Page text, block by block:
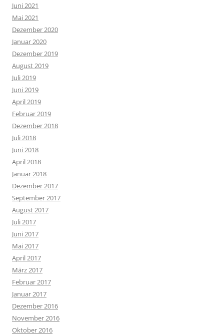
Juni 2021
Mai 2021
Dezember 2020
Januar 2020
Dezember 2019
August 2019
Juli 2019
Juni 2019
April 2019
Februar 2019
Dezember 2018
Juli 2018
Juni 2018
April 2018
Januar 2018
Dezember 2017
September 2017
August 2017
Juli 2017
Juni 2017
Mai 2017
April 2017
März 2017
Februar 2017
Januar 2017
Dezember 2016
November 2016
Oktober 2016